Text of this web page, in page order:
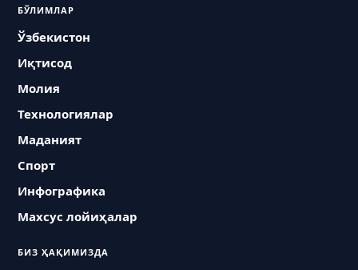
БЎЛИМЛАР
Ўзбекистон
Иқтисод
Молия
Технологиялар
Маданият
Спорт
Инфографика
Махсус лойиҳалар
БИЗ ҲАҚИМИЗДА